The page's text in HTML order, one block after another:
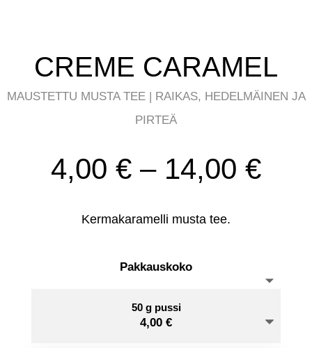
CREME CARAMEL
MAUSTETTU MUSTA TEE | RAIKAS, HEDELMÄINEN JA
PIRTEÄ
4,00 € – 14,00 €
Kermakaramelli musta tee.
Pakkauskoko
50 g pussi
4,00 €